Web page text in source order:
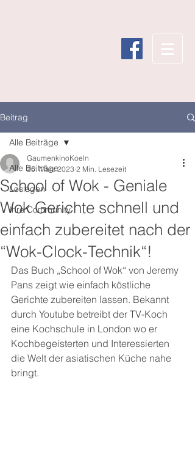
Beitrag
Alle Beiträge
Loslegen
Ihre Community
Alle Beiträge
School of Wok - Geniale
Wok Gerichte schnell und
einfach zubereitet nach der
“Wok-Clock-Technik“!
GaumenkinoKoeln
25. März 2023 2 Min. Lesezeit
Das Buch „School of Wok“ von Jeremy
Pans zeigt wie einfach köstliche
Gerichte zubereiten lassen. Bekannt
durch Youtube betreibt der TV-Koch
eine Kochschule in London wo er
Kochbegeisterten und Interessierten
die Welt der asiatischen Küche nahe
bringt.